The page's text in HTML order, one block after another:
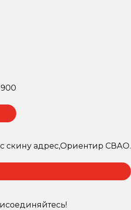
скину адрес,Ориентир СВАО.